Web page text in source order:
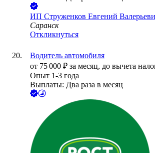
ИП Струженков Евгений
Саранск
Откликнуться
Водитель автомобиля
от 75 000 ₽ за месяц, до вычета
Опыт 1-3 года
Выплаты: Два раза в месяц